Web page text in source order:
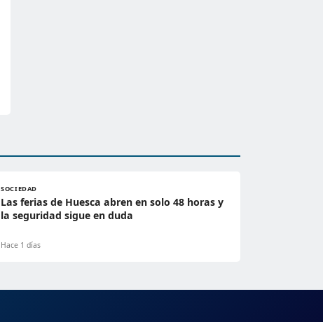
SOCIEDAD
Las ferias de Huesca abren en solo 48 horas y
la seguridad sigue en duda
Hace 1 días